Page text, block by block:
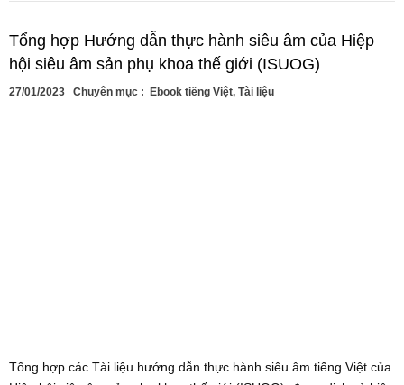
Tổng hợp Hướng dẫn thực hành siêu âm của Hiệp
hội siêu âm sản phụ khoa thế giới (ISUOG)
27/01/2023 Chuyên mục : Ebook tiếng Việt, Tài liệu
Tổng hợp các Tài liệu hướng dẫn thực hành siêu âm tiếng Việt của